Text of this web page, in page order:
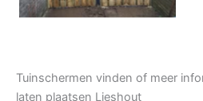
Tuinschermen vinden of meer
laten plaatsen Lieshout